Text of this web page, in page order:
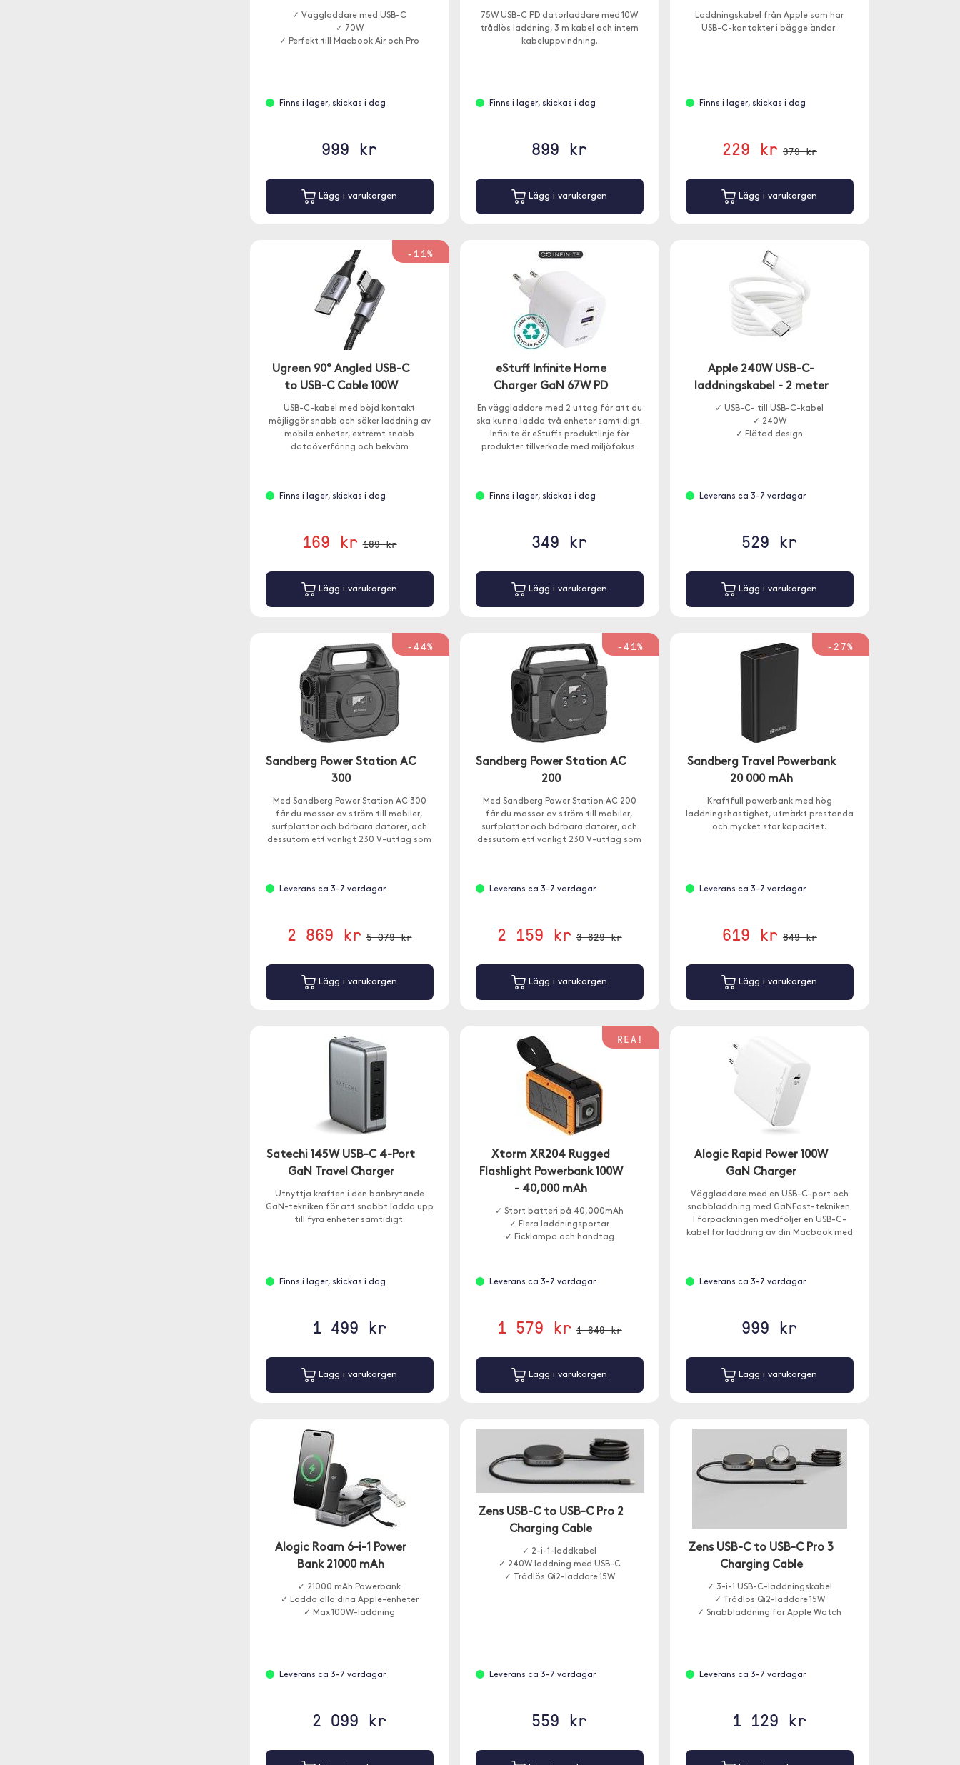
✓ Väggladdare med USB-C
✓ 70W
✓ Perfekt till Macbook Air och Pro
Finns i lager, skickas i dag
999 kr
Lägg i varukorgen
75W USB-C PD datorladdare med 10W
trådlös laddning, 3 m kabel och intern
kabeluppvindning.
Finns i lager, skickas i dag
899 kr
Lägg i varukorgen
Laddningskabel från Apple som har
USB-C-kontakter i bägge ändar.
Finns i lager, skickas i dag
229 kr 379 kr
Lägg i varukorgen
-11%
Ugreen 90° Angled USB-C
to USB-C Cable 100W
USB-C-kabel med böjd kontakt
möjliggör snabb och säker laddning av
mobila enheter, extremt snabb
dataöverföring och bekväm
Finns i lager, skickas i dag
169 kr 189 kr
Lägg i varukorgen
eStuff Infinite Home
Charger GaN 67W PD
En väggladdare med 2 uttag för att du
ska kunna ladda två enheter samtidigt.
Infinite är eStuffs produktlinje för
produkter tillverkade med miljöfokus.
Finns i lager, skickas i dag
349 kr
Lägg i varukorgen
Apple 240W USB-C-
laddningskabel - 2 meter
✓ USB-C- till USB-C-kabel
✓ 240W
✓ Flätad design
Leverans ca 3-7 vardagar
529 kr
Lägg i varukorgen
-44%
Sandberg Power Station AC
300
Med Sandberg Power Station AC 300
får du massor av ström till mobiler,
surfplattor och bärbara datorer, och
dessutom ett vanligt 230 V-uttag som
Leverans ca 3-7 vardagar
2 869 kr 5 079 kr
Lägg i varukorgen
-41%
Sandberg Power Station AC
200
Med Sandberg Power Station AC 200
får du massor av ström till mobiler,
surfplattor och bärbara datorer, och
dessutom ett vanligt 230 V-uttag som
Leverans ca 3-7 vardagar
2 159 kr 3 629 kr
Lägg i varukorgen
-27%
Sandberg Travel Powerbank
20 000 mAh
Kraftfull powerbank med hög
laddningshastighet, utmärkt prestanda
och mycket stor kapacitet.
Leverans ca 3-7 vardagar
619 kr 849 kr
Lägg i varukorgen
Satechi 145W USB-C 4-Port
GaN Travel Charger
Utnyttja kraften i den banbrytande
GaN-tekniken för att snabbt ladda upp
till fyra enheter samtidigt.
Finns i lager, skickas i dag
1 499 kr
Lägg i varukorgen
REA!
Xtorm XR204 Rugged
Flashlight Powerbank 100W
- 40,000 mAh
✓ Stort batteri på 40,000mAh
✓ Flera laddningsportar
✓ Ficklampa och handtag
Leverans ca 3-7 vardagar
1 579 kr 1 649 kr
Lägg i varukorgen
Alogic Rapid Power 100W
GaN Charger
Väggladdare med en USB-C-port och
snabbladdning med GaNFast-tekniken.
I förpackningen medföljer en USB-C-
kabel för laddning av din Macbook med
Leverans ca 3-7 vardagar
999 kr
Lägg i varukorgen
Alogic Roam 6-i-1 Power
Bank 21000 mAh
✓ 21000 mAh Powerbank
✓ Ladda alla dina Apple-enheter
✓ Max 100W-laddning
Leverans ca 3-7 vardagar
2 099 kr
Zens USB-C to USB-C Pro 2
Charging Cable
✓ 2-i-1-laddkabel
✓ 240W laddning med USB-C
✓ Trådlös Qi2-laddare 15W
Leverans ca 3-7 vardagar
559 kr
Zens USB-C to USB-C Pro 3
Charging Cable
✓ 3-i-1 USB-C-laddningskabel
✓ Trådlös Qi2-laddare 15W
✓ Snabbladdning för Apple Watch
Leverans ca 3-7 vardagar
1 129 kr